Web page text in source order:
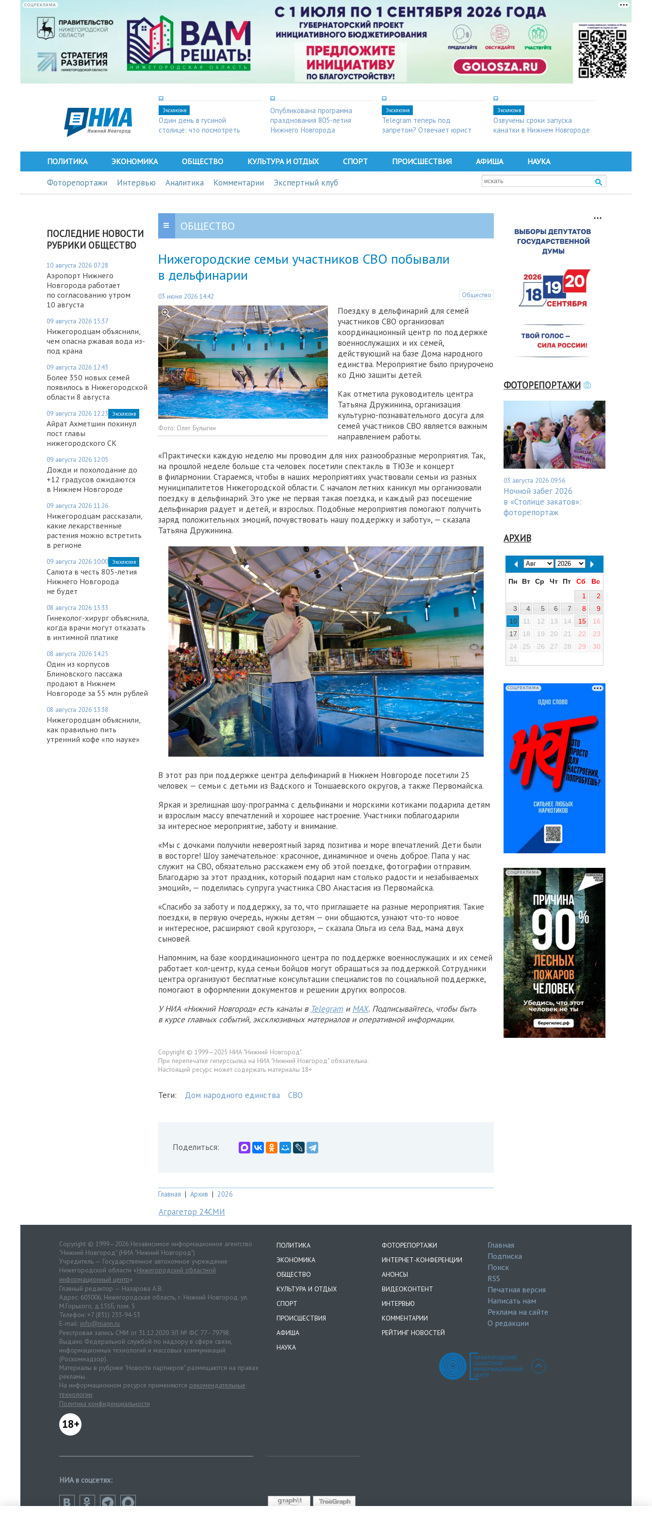
СОЦРЕКЛАМА
Эксклюзив
Один день в гусиной
столице: что посмотреть
Опубликована программа
празднования 805-летия
Нижнего Новгорода
Эксклюзив
Telegram теперь под
запретом? Отвечает юрист
Эксклюзив
Озвучены сроки запуска
канатки в Нижнем Новгороде
ПОЛИТИКА ЭКОНОМИКА ОБЩЕСТВО КУЛЬТУРА И ОТДЫХ СПОРТ ПРОИСШЕСТВИЯ АФИША НАУКА
Фоторепортажи Интервью Аналитика Комментарии Экспертный клуб
ПОСЛЕДНИЕ НОВОСТИ
РУБРИКИ ОБЩЕСТВО
10 августа 2026 07:28
Аэропорт Нижнего
Новгорода работает
по согласованию утром
10 августа
09 августа 2026 15:37
Нижегородцам объяснили,
чем опасна ржавая вода из-
под крана
09 августа 2026 12:43
Более 350 новых семей
появилось в Нижегородской
области 8 августа
09 августа 2026 12:23 Эксклюзив
Айрат Ахметшин покинул
пост главы
нижегородского СК
09 августа 2026 12:05
Дожди и похолодание до
+12 градусов ожидаются
в Нижнем Новгороде
09 августа 2026 11:26
Нижегородцам рассказали,
какие лекарственные
растения можно встретить
в регионе
09 августа 2026 10:00 Эксклюзив
Салюта в честь 805-летия
Нижнего Новгорода
не будет
08 августа 2026 15:33
Гинеколог-хирург объяснила,
когда врачи могут отказать
в интимной платике
08 августа 2026 14:25
Один из корпусов
Блиновского пассажа
продают в Нижнем
Новгороде за 55 млн рублей
08 августа 2026 13:38
Нижегородцам объяснили,
как правильно пить
утренний кофе «по науке»
ОБЩЕСТВО
Нижегородские семьи участников СВО побывали
в дельфинарии
03 июня 2026 14:42 Общество
Фото: Олег Булыгин
Поездку в дельфинарий для семей
участников СВО организовал
координационный центр по поддержке
военнослужащих и их семей,
действующий на базе Дома народного
единства. Мероприятие было приурочено
ко Дню защиты детей.
Как отметила руководитель центра
Татьяна Дружинина, организация
культурно-познавательного досуга для
семей участников СВО является важным
направлением работы.
«Практически каждую неделю мы проводим для них разнообразные мероприятия. Так,
на прошлой неделе больше ста человек посетили спектакль в ТЮЗе и концерт
в филармонии. Стараемся, чтобы в наших мероприятиях участвовали семьи из разных
муниципалитетов Нижегородской области. С началом летних каникул мы организовали
поездку в дельфинарий. Это уже не первая такая поездка, и каждый раз посещение
дельфинария радует и детей, и взрослых. Подобные мероприятия помогают получить
заряд положительных эмоций, почувствовать нашу поддержку и заботу», — сказала
Татьяна Дружинина.
В этот раз при поддержке центра дельфинарий в Нижнем Новгороде посетили 25
человек — семьи с детьми из Вадского и Тоншаевского округов, а также Первомайска.
Яркая и зрелищная шоу-программа с дельфинами и морскими котиками подарила детям
и взрослым массу впечатлений и хорошее настроение. Участники поблагодарили
за интересное мероприятие, заботу и внимание.
«Мы с дочками получили невероятный заряд позитива и море впечатлений. Дети были
в восторге! Шоу замечательное: красочное, динамичное и очень доброе. Папа у нас
служит на СВО, обязательно расскажем ему об этой поездке, фотографии отправим.
Благодарю за этот праздник, который подарил нам столько радости и незабываемых
эмоций», — поделилась супруга участника СВО Анастасия из Первомайска.
«Спасибо за заботу и поддержку, за то, что приглашаете на разные мероприятия. Такие
поездки, в первую очередь, нужны детям — они общаются, узнают что-то новое
и интересное, расширяют свой кругозор», — сказала Ольга из села Вад, мама двух
сыновей.
Напомним, на базе координационного центра по поддержке военнослужащих и их семей
работает кол-центр, куда семьи бойцов могут обращаться за поддержкой. Сотрудники
центра организуют бесплатные консультации специалистов по социальной поддержке,
помогают в оформлении документов и решении других вопросов.
У НИА «Нижний Новгород» есть каналы в Telegram и MAX. Подписывайтесь, чтобы быть
в курсе главных событий, эксклюзивных материалов и оперативной информации.
Copyright © 1999—2025 НИА "Нижний Новгород".
При перепечатке гиперссылка на НИА "Нижний Новгород" обязательна.
Настоящий ресурс может содержать материалы 18+
Теги: Дом народного единства СВО
Поделиться:
Главная | Архив | 2026
Аграгетор 24СМИ
ФОТОРЕПОРТАЖИ
03 августа 2026 09:56
Ночной забег 2026
в «Столице закатов»:
фоторепортаж
АРХИВ
Пн Вт Ср Чт Пт Сб
Вс
1
2
3
4 5 6 7 8
9
10
11 12 13 14 15
16
17
18 19 20 21 22
23
24
25 26 27 28 29
30
31
СОЦРЕКЛАМА
СОЦРЕКЛАМА
Copyright © 1999—2026 Независимое информационное агентство
"Нижний Новгород" (НИА "Нижний Новгород")
Учредитель — Государственное автономное учреждение
Нижегородской области «Нижегородский областной
информационный центр»
Главный редактор — Назарова А.В.
Адрес: 603006, Нижегородская область, г. Нижний Новгород. ул.
М.Горького, д.151Б, пом. 5
Телефон: +7 (831) 233-94-53
E-mail: info@niann.ru
Реестровая запись СМИ от 31.12.2020 ЭЛ № ФС 77 - 79798.
Выдано Федеральной службой по надзору в сфере связи,
информационных технологий и массовых коммуникаций
(Роскомнадзор).
Материалы в рубрике "Новости партнеров" размещаются на правах
рекламы.
На информационном ресурсе применяются рекомендательные
технологии.
Политика конфиденциальности
18+
ПОЛИТИКА
ЭКОНОМИКА
ОБЩЕСТВО
КУЛЬТУРА И ОТДЫХ
СПОРТ
ПРОИСШЕСТВИЯ
АФИША
НАУКА
ФОТОРЕПОРТАЖИ
ИНТЕРНЕТ-КОНФЕРЕНЦИИ
АНОНСЫ
ВИДЕОКОНТЕНТ
ИНТЕРВЬЮ
КОММЕНТАРИИ
РЕЙТИНГ НОВОСТЕЙ
Главная
Подписка
Поиск
RSS
Печатная версия
Написать нам
Реклама на сайте
О редакции
НИА в соцсетях: